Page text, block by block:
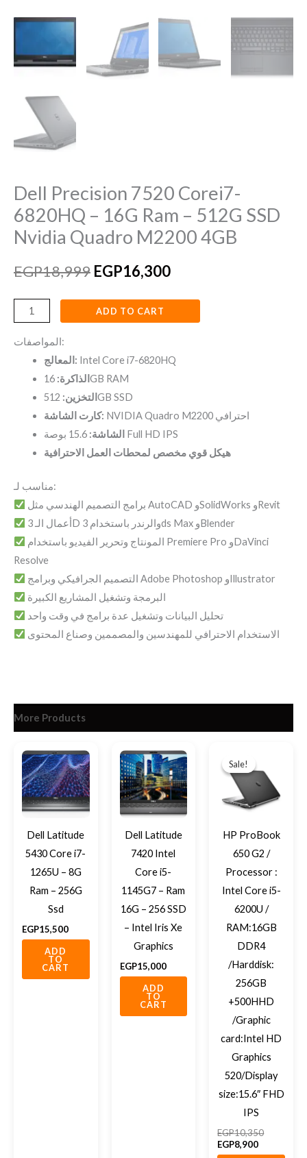
Dell Precision 7520 Corei7-
6820HQ – 16G Ram – 512G SSD
Nvidia Quadro M2200 4GB
EGP18,999 EGP16,300
المواصفات:
المعالج: Intel Core i7-6820HQ
الذاكرة: 16GB RAM
التخزين: 512GB SSD
كارت الشاشة:
NVIDIA Quadro M2200 احترافي
الشاشة: 15.6 بوصة Full HD IPS
هيكل قوي مخصص لمحطات العمل الاحترافية
مناسب لـ:
برامج التصميم الهندسي مثل AutoCAD وSolidWorks وRevit
أعمال الـ 3D والرندر باستخدام 3ds Max وBlender
Resolve
التصميم الجرافيكي وبرامج Adobe Photoshop وIllustrator
البرمجة وتشغيل المشاريع الكبيرة
تحليل البيانات وتشغيل عدة برامج في وقت واحد
الاستخدام الاحترافي للمهندسين والمصممين وصناع المحتوى
M2200
quantity
ADD TO CART
More Products
Dell Latitude
5430 Core i7-
1265U – 8G
Ram – 256G
Ssd
EGP15,500
ADD
TO
CART
Dell Latitude
7420 Intel
Core i5-
1145G7 – Ram
16G – 256 SSD
– Intel Iris Xe
Graphics
EGP15,000
ADD
TO
CART
Sale!
Sale!
HP ProBook
650 G2 /
Processor :
Intel Core i5-
6200U /
RAM:16GB
DDR4
/Harddisk:
256GB
+500HHD
/Graphic
card:Intel HD
Graphics
520/Display
size:15.6″ FHD
IPS
EGP10,350
was:
EGP8,900
is:
EGP8,900.